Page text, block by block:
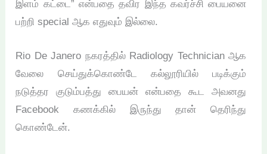
இளம் கட்டை” என்பதை தவிர இந்த கவர்ச்சி பையனை
பற்றி special ஆக எதுவும் இல்லை.
Rio De Janero நகரத்தில் Radiology Technician ஆக
வேலை செய்துக்கொண்டே கல்லூரியில் படிக்கும்
நடுத்தர குடும்பத்து பையன் என்பதை கூட அவனது
Facebook கணக்கில் இருந்து தான் தெரிந்து
கொண்டேன்.